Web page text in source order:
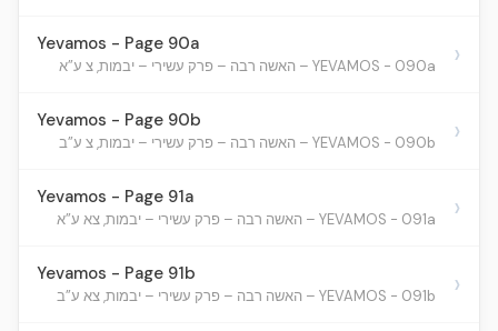
Yevamos - Page 90a
YEVAMOS - 090a – האשה רבה – פרק עשירי – יבמות, צ ע”א ›
Yevamos - Page 90b
YEVAMOS - 090b – האשה רבה – פרק עשירי – יבמות, צ ע”ב ›
Yevamos - Page 91a
YEVAMOS - 091a – האשה רבה – פרק עשירי – יבמות, צא ע”א ›
Yevamos - Page 91b
YEVAMOS - 091b – האשה רבה – פרק עשירי – יבמות, צא ע”ב ›